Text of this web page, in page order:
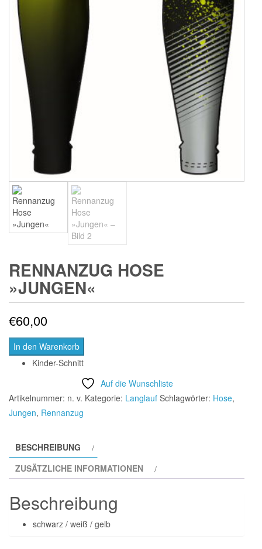
RENNANZUG HOSE
»JUNGEN«
€60,00
In den Warenkorb
Kinder-Schnitt
Auf die Wunschliste
Artikelnummer: n. v. Kategorie: Langlauf Schlagwörter: Hose,
Jungen, Rennanzug
BESCHREIBUNG
ZUSÄTZLICHE INFORMATIONEN
Beschreibung
schwarz / weiß / gelb